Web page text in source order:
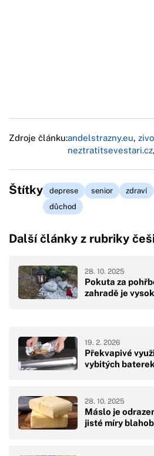
Zdroje článku:andelstrazny.eu,
neztratitsevestari.cz,
Štítky deprese senior zdraví
důchod
Další články z rubriky
Pokuta za
zahradě je
28. 10. 2025
Překvapivé
vybitých
19. 2. 2026
Máslo je
jisté míry
28. 10. 2025